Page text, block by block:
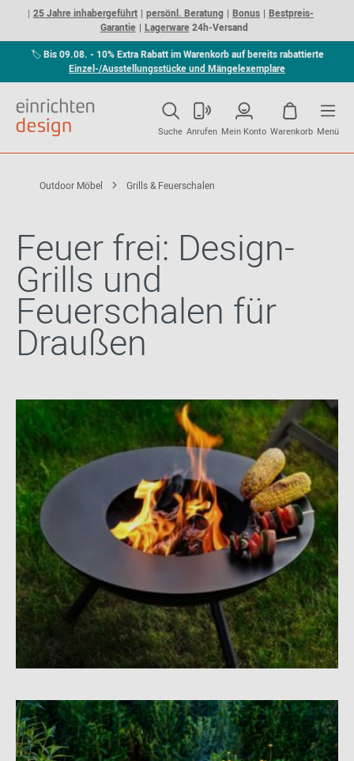
25 Jahre inhabergeführt persönl. Beratung Bonus
Bestpreis-
Garantie
Lagerware24h-Versand
🏷Bis 09.08. - 10% Extra Rabatt im Warenkorb auf bereits rabattierte
Einzel-/Ausstellungsstücke und Mängelexemplare
Suche Anrufen Mein Konto Warenkorb Menü
Outdoor Möbel Grills & Feuerschalen
Feuer frei: Design-
Grills und
Feuerschalen für
Draußen